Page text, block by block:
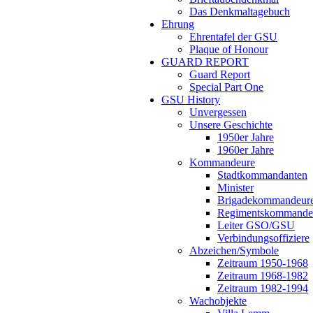
Das Denkmaltagebuch
Ehrung
Ehrentafel der GSU
Plaque of Honour
GUARD REPORT
Guard Report
Special Part One
GSU History
Unvergessen
Unsere Geschichte
1950er Jahre
1960er Jahre
Kommandeure
Stadtkommandanten
Minister
Leiter GSO/GSU
Verbindungsoffiziere
Abzeichen/Symbole
Zeitraum 1950-1968
Zeitraum 1968-1982
Zeitraum 1982-1994
Wachobjekte